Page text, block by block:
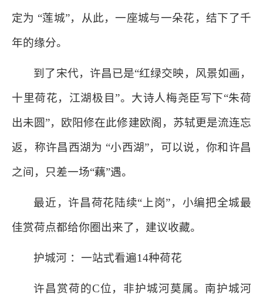
定为 “莲城”，从此，一座城与一朵花，结下了千
年的缘分。
到了宋代，许昌已是“红绿交映，风景如画，
十里荷花，江湖极目”。大诗人梅尧臣写下“朱荷
出未圆”，欧阳修在此修建欧阁，苏轼更是流连忘
返，称许昌西湖为 “小西湖”，可以说，你和许昌
之间，只差一场“藕”遇。
最近，许昌荷花陆续“上岗”，小编把全城最
佳赏荷点都给你圈出来了，建议收藏。
护城河 ：一站式看遍14种荷花
许昌赏荷的C位，非护城河莫属。南护城河